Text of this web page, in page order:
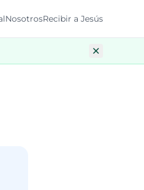
NosotrosRecibir a Jesús